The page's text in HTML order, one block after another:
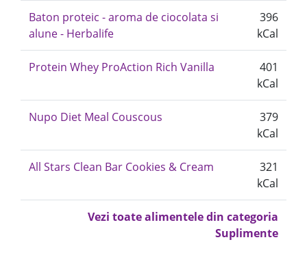
Baton proteic - aroma de ciocolata si
alune - Herbalife
396
kCal
Protein Whey ProAction Rich Vanilla
401
kCal
Nupo Diet Meal Couscous
379
kCal
All Stars Clean Bar Cookies & Cream
321
kCal
Vezi toate alimentele din categoria
Suplimente